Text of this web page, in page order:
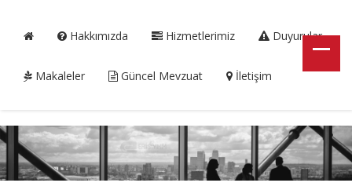
Hakkımızda Hizmetlerimiz Duyurular
Makaleler Güncel Mevzuat İletişim